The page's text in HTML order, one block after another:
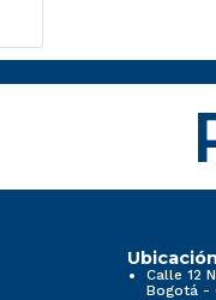
Calle 12
Bogotá -